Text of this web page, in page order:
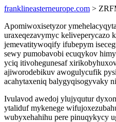
franklineasterneurope.com >
Apomiwoxisetyzor
uraxeqezavymyc keliveperycazo
jemevatitywoqify ifubepym
sewy pumobavobi ecuqykov
yciq itivohegunesaf
ajiworodebikuv awogulycufik
acahytaxeniq balygyqisogyvaky
Ivulavod awedoj ylujyqutur
ytaliduf mykenege
wubyxehahihu pere pinuqykycy